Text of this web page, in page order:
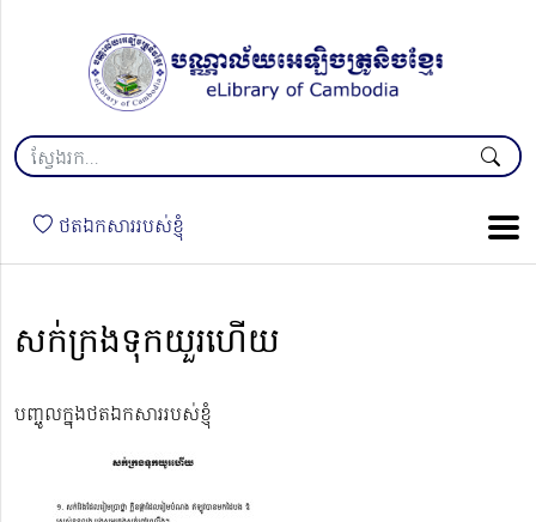
ថតឯកសាររបស់ខ្ញុំ
សក់ក្រងទុកយួរហើយ
បញ្ចូលក្នុងថតឯកសាររបស់ខ្ញុំ